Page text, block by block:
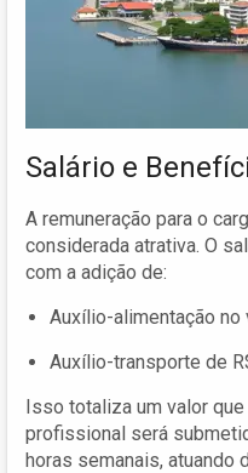
Salário e
A remuneração para o
considerada atrativa. O
com a adição de:
Auxílio-alimentação no
Auxílio-transporte de
Isso totaliza um valor
profissional será
horas semanais, atuando